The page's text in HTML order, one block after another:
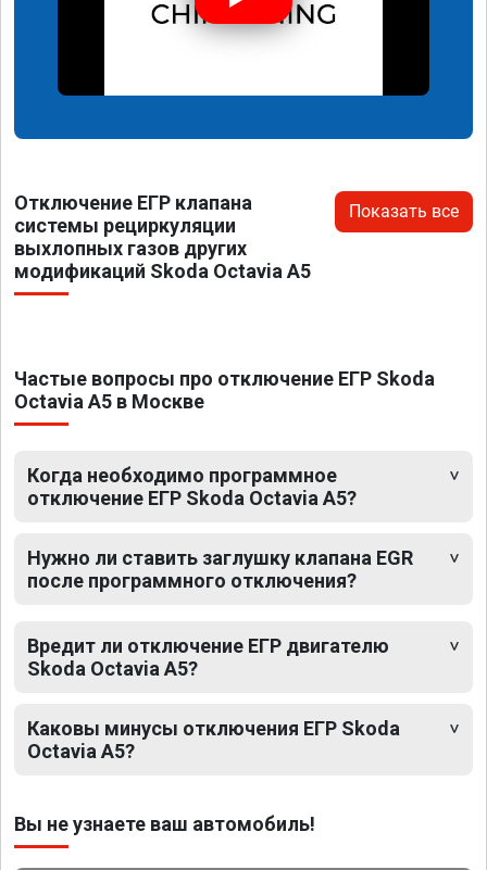
Отключение ЕГР клапана
системы рециркуляции
выхлопных газов других
модификаций Skoda Octavia A5
Показать все
Частые вопросы про отключение ЕГР Skoda
Octavia A5 в Москве
Когда необходимо программное
отключение ЕГР Skoda Octavia A5?
Нужно ли ставить заглушку клапана EGR
после программного отключения?
Вредит ли отключение ЕГР двигателю
Skoda Octavia A5?
Каковы минусы отключения ЕГР Skoda
Octavia A5?
Вы не узнаете ваш автомобиль!